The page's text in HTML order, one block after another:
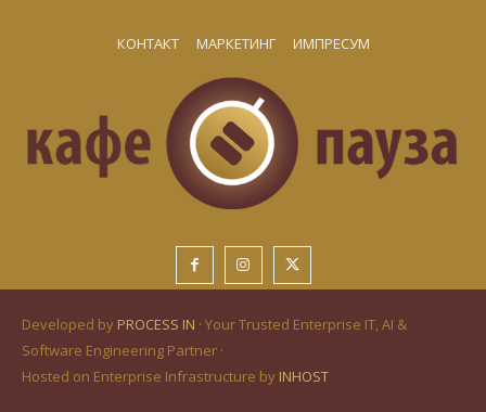
КОНТАКТ МАРКЕТИНГ ИМПРЕСУМ
Developed by PROCESS IN · Your Trusted Enterprise IT, AI &
Software Engineering Partner ·
Hosted on Enterprise Infrastructure by INHOST